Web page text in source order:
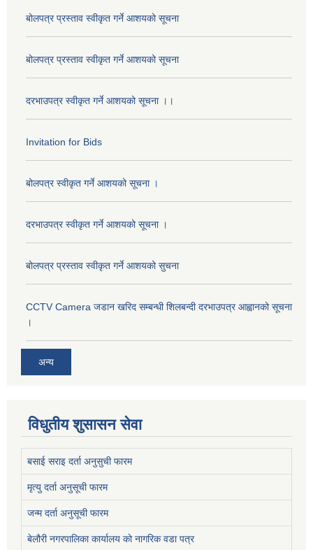
बोलपत्र प्रस्ताव स्वीकृत गर्ने आशयको सूचना
बोलपत्र प्रस्ताव स्वीकृत गर्ने आशयको सूचना
दरभाउपत्र स्वीकृत गर्ने आशयको सूचना ।।
Invitation for Bids
बोलपत्र स्वीकृत गर्ने आशयको सूचना ।
दरभाउपत्र स्वीकृत गर्ने आशयको सूचना ।
बोलपत्र प्रस्ताव स्वीकृत गर्ने आशयको सुचना
CCTV Camera जडान खरिद सम्बन्धी शिलबन्दी दरभाउपत्र आह्वानको सूचना
।
अन्य
विधुतीय शुसासन सेवा
बसाई सराइ दर्ता अनुसुची फारम
मृत्यु दर्ता अनुसूची फारम
जन्म दर्ता अनुसूची फारम
बेलौरी नगरपालिका कार्यालय को नागरिक वडा पत्र